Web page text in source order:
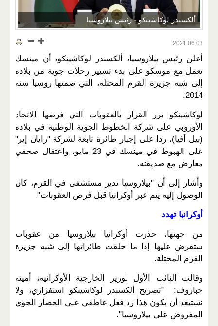
ألكسندر لوكاشينكو - رئيس بيلاروسيا
2021.06.03
أعلن رئيس بيلاروسيا، ألكسندر لوكاشينكو، أن مينسك
تعمل مع موسكو على بدء تسيير رحلات جوية من بلاده
إلى شبه جزيرة القرم المحتلة، التي ضمتها روسيا سنة
2014.
لوكاشينكو برر القرار بالعقوبات التي فرضها الاتحاد
الأوروبي على شركة الخطوط الجوية الوطنية في بلاده
(بيل آفيا)، ردا على إجبار طائرة تابعة لشركة "رايان إير"
على الهبوط في مينسك في 23 مايو، واعتقال صحفي
معارض مع صديقته.
وأشار إلى أن "بيلاروسيا تدير مستشفى في القرم، كان
الوصول إليه يتم عبر أوكرانيا قبل فرض العقوبات".
أوكرانيا تهدد
من جهتها، حذرت أوكرانيا بيلاروسيا من عقوبات
ستفرض عليها إذا ما حلقت طائراتها إلى شبه جزيرة
القرم المحتلة.
وقالت النائب الأول لوزير الخارجية الأوكرانية، أمينة
جباروف: "تصريح ألكسندر لوكاشينكو استفزازي، ولا
نستبعد أن يكون هذا رد فعل عاطفي على الحصار الجوي
المفروض على بيلاروسيا".